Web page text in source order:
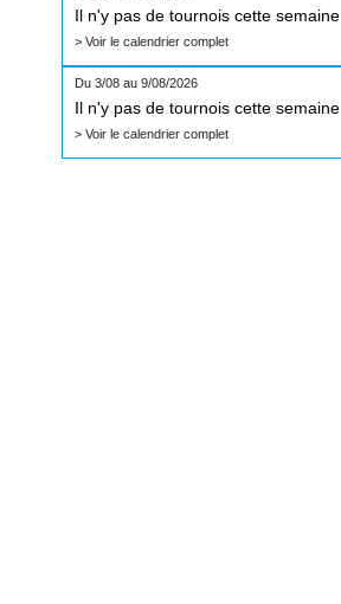
Il n'y pas de tournois cette semaine
> Voir le calendrier complet
Du 3/08 au 9/08/2026
Il n'y pas de tournois cette semaine
> Voir le calendrier complet